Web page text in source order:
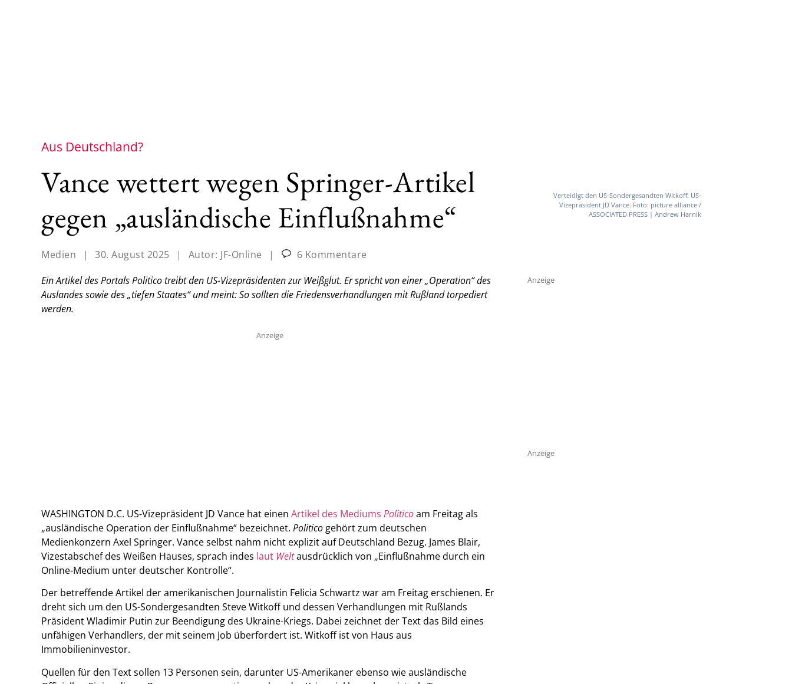
Aus Deutschland?
Vance wettert wegen Springer-Artikel
gegen „ausländische Einflußnahme“
Medien | 30. August 2025 | Autor: JF-Online |
6 Kommentare
Ein Artikel des Portals Politico treibt den US-Vizepräsidenten zur Weißglut. Er spricht von einer „Operation“ des
Auslandes sowie des „tiefen Staates“ und meint: So sollten die Friedensverhandlungen mit Rußland torpediert
werden.
Anzeige
WASHINGTON D.C. US-Vizepräsident JD Vance hat einen Artikel des Mediums Politicoam Freitag als
„ausländische Operation der Einflußnahme“ bezeichnet. Politico gehört zum deutschen
Medienkonzern Axel Springer. Vance selbst nahm nicht explizit auf Deutschland Bezug. James Blair,
Vizestabschef des Weißen Hauses, sprach indes laut Weltausdrücklich von „Einflußnahme durch ein
Online-Medium unter deutscher Kontrolle“.
Der betreffende Artikel der amerikanischen Journalistin Felicia Schwartz war am Freitag erschienen. Er
dreht sich um den US-Sondergesandten Steve Witkoff und dessen Verhandlungen mit Rußlands
Präsident Wladimir Putin zur Beendigung des Ukraine-Kriegs. Dabei zeichnet der Text das Bild eines
unfähigen Verhandlers, der mit seinem Job überfordert ist. Witkoff ist von Haus aus
Immobilieninvestor.
Quellen für den Text sollen 13 Personen sein, darunter US-Amerikaner ebenso wie ausländische
Verteidigt den US-Sondergesandten Witkoff: US-
Vizepräsident JD Vance. Foto: picture alliance /
ASSOCIATED PRESS | Andrew Harnik
Anzeige
Anzeige